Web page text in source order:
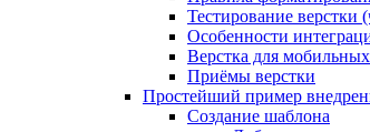
Тестирование верстки
Особенности
Верстка для
Приёмы верстки
Простейший пример
Создание шаблона